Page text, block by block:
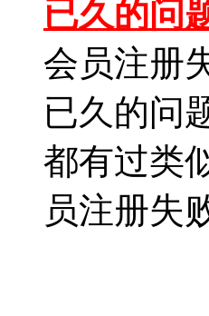
已久的问
会员注册
已久的问
都有过类
员注册失